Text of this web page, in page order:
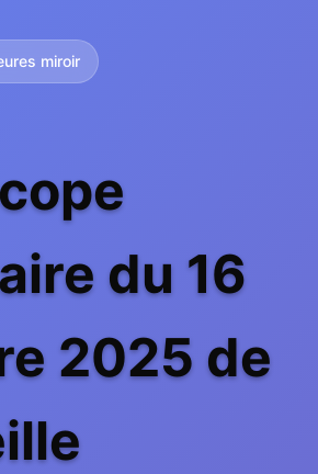
miroir
du 16
2025 de